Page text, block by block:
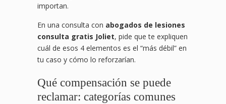
importan.
En una consulta con abogados de lesiones
consulta gratis Joliet, pide que te expliquen
cuál de esos 4 elementos es el “más débil” en
tu caso y cómo lo reforzarían.
Qué compensación se puede
reclamar: categorías comunes